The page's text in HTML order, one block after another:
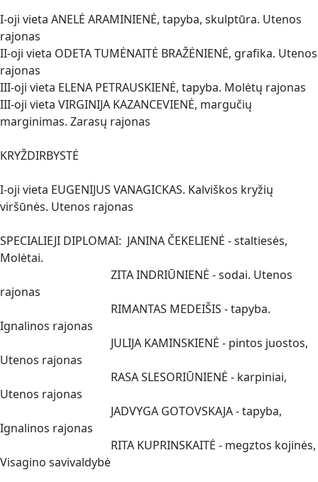
I-oji vieta ANELĖ ARAMINIENĖ, tapyba, skulptūra. Utenos
rajonas
II-oji vieta ODETA TUMĖNAITĖ BRAŽĖNIENĖ, grafika. Utenos
rajonas
III-oji vieta ELENA PETRAUSKIENĖ, tapyba. Molėtų rajonas
III-oji vieta VIRGINIJA KAZANCEVIENĖ, margučių
marginimas. Zarasų rajonas
KRYŽDIRBYSTĖ
I-oji vieta EUGENIJUS VANAGICKAS. Kalviškos kryžių
viršūnės. Utenos rajonas
SPECIALIEJI DIPLOMAI: JANINA ČEKELIENĖ - staltiesės,
Molėtai.
ZITA INDRIŪNIENĖ - sodai. Utenos
rajonas
RIMANTAS MEDEIŠIS - tapyba.
Ignalinos rajonas
JULIJA KAMINSKIENĖ - pintos juostos,
Utenos rajonas
RASA SLESORIŪNIENĖ - karpiniai,
Utenos rajonas
JADVYGA GOTOVSKAJA - tapyba,
Ignalinos rajonas
RITA KUPRINSKAITĖ - megztos kojinės,
Visagino savivaldybė